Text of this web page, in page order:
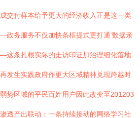
交付样本给予更大的经济收入正是这一类
政务服务不仅加快条框提式更打通‘数据亲
这条扎根实际的走访印证加治理细化落地
发生实践政府作更大区域精神兑现跨越时
势区域的平民百姓用户因此改变至201203
透产出联动：一条持续接动的网络学习社